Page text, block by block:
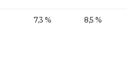
7,3 % 8,5 %